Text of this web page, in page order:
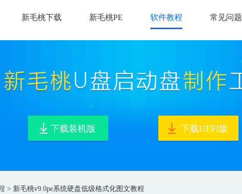
新毛桃下载 新毛桃PE 软件教程 常见问题
下载装机版 下载UEFI版
> 新毛桃v9.0pe系统硬盘低级格式化图文教程